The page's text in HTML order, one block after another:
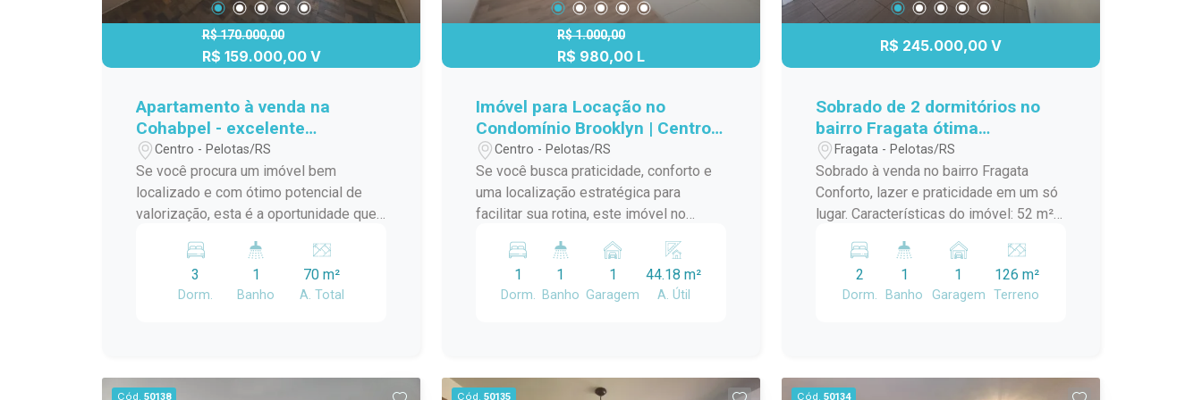
R$ 170.000,00
R$ 159.000,00 V
Apartamento à venda na
Cohabpel - excelente
oportunidade.
Centro - Pelotas/RS
Se você procura um imóvel bem
localizado e com ótimo potencial de
valorização, esta é a oportunidade que
andar, com 3 dormitórios, em um prédio
tranquilo e com ambiente familiar,
localizado próximo à Avenida Dom
ideal para quem deseja investir ou criar
3
Dorm.
1
Banho
70 m²
A. Total
R$ 1.000,00
R$ 980,00 L
Imóvel para Locação no
Condomínio Brooklyn | Centro
Pelotas
Centro - Pelotas/RS
Se você busca praticidade, conforto e
uma localização estratégica para
facilitar sua rotina, este imóvel no
oportunidade. Com ambientes bem
distribuídos, ótima iluminação natural e
estrutura moderna, o imóvel oferece um
Centro de Pelotas, a apenas 3 quadras
1
Dorm.
1
Banho
1
Garagem
44.18 m²
A. Útil
R$ 245.000,00 V
Sobrado de 2 dormitórios no
bairro Fragata ótima
localização
Fragata - Pelotas/RS
Sobrado à venda no bairro Fragata
Conforto, lazer e praticidade em um só
lugar. Características do imóvel: 52 m²
estar aconchegante Cozinha funcional
Banheiro com box de vidro Área com
lareira e churrasqueira Garagem Ar-
Localizado no bairro Fragata, com fácil
2
Dorm.
1
Banho
1
Garagem
126 m²
Terreno
Cód. 50138 Cód. 50135 Cód. 50134